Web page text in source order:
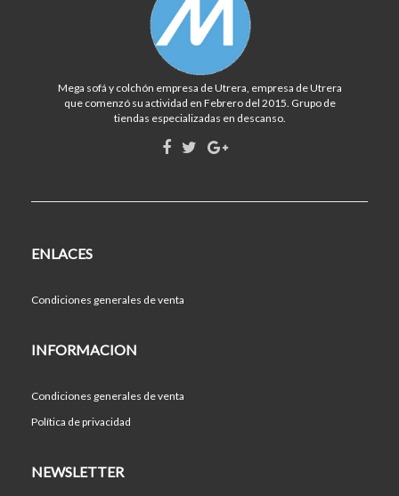
Mega sofá y colchón empresa de Utrera, empresa de Utrera
que comenzó su actividad en Febrero del 2015. Grupo de
tiendas especializadas en descanso.
ENLACES
Condiciones generales de venta
INFORMACION
Condiciones generales de venta
Política de privacidad
NEWSLETTER